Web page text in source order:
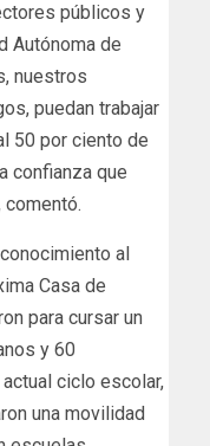
públicos y
Autónoma de
nuestros
puedan trabajar
50 por ciento de
confianza que
comentó.
al
Casa de
para cursar un
y 60
ciclo escolar,
una movilidad